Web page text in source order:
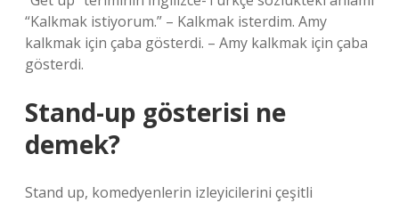
“Kalkmak istiyorum.” – Kalkmak isterdim. Amy
kalkmak için çaba gösterdi. – Amy kalkmak için çaba
gösterdi.
Stand-up gösterisi ne
demek?
Stand up, komedyenlerin izleyicilerini çeşitli